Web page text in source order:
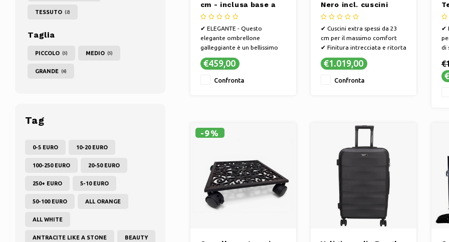
TESSUTO (2)
Taglia
PICCOLO (5) MEDIO (5)
GRANDE (6)
Tag
0-5 EURO 10-20 EURO
100-250 EURO 20-50 EURO
250+ EURO 5-10 EURO
50-100 EURO ALL ORANGE
ALL WHITE
ANTRACITE LIKE A STONE BEAUTY
cm - inclusa base a
croce
✔ ELEGANTE - Questo
elegante ombrellone
galleggiante è un bellissimo
accessorio per il tuo giardino
o patio.
€459,00
Confronta
Nero incl. cuscini
Grigio
✔ Cuscini extra spessi da 23
cm per il massimo comfort
✔ Finitura intrecciata e ritorta
per un'estetica
contemporanea
€1.019,00
Confronta
✔
di
✔
-9%